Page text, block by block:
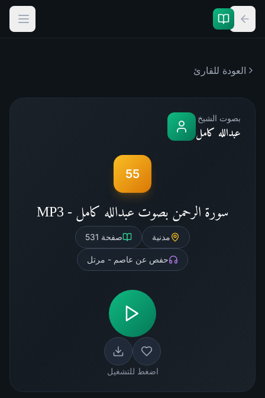
العودة للقارئ
بصوت الشيخ
عبدالله كامل
55
سورة الرحمن بصوت عبدالله كامل - MP3
مدنية صفحة 531
حفص عن عاصم - مرتل
اضغط للتشغيل